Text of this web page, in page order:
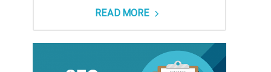
READ MORE